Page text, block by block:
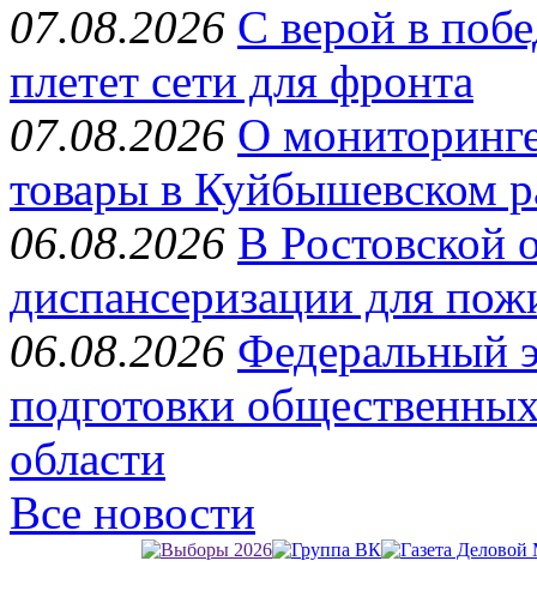
07.08.2026 С верой в
плетет сети для фронта
07.08.2026 О
товары в Куйбышевском
06.08.2026 В Ростовской
диспансеризации для
06.08.2026 Федеральный
подготовки
области
Все новости